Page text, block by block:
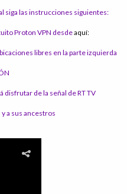
siga las instrucciones siguientes:
Proton VPN desdeaquí:
libres en la parte izquierda
disfrutar de la señal de RT TV
a sus ancestros